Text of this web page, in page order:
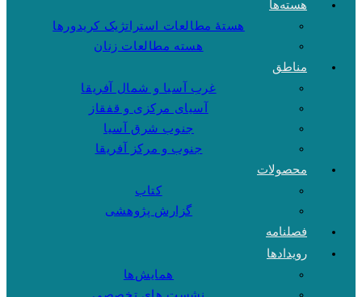
هسته‌ها
هستهٔ مطالعات استراتژیک کریدورها
هسته مطالعات زنان
مناطق
غرب آسیا و شمال آفریقا
آسیای مرکزی و قفقاز
جنوب شرق آسیا
جنوب و مرکز آفریقا
محصولات
کتاب
گزارش پژوهشی
فصلنامه
رویدادها
همایش‌ها